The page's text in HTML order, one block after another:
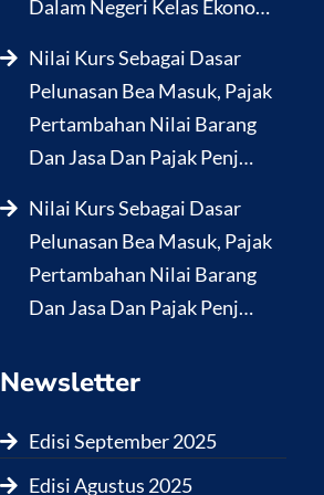
Dalam Negeri Kelas Ekono…
Nilai Kurs Sebagai Dasar
Pelunasan Bea Masuk, Pajak
Pertambahan Nilai Barang
Dan Jasa Dan Pajak Penj…
Nilai Kurs Sebagai Dasar
Pelunasan Bea Masuk, Pajak
Pertambahan Nilai Barang
Dan Jasa Dan Pajak Penj…
Newsletter
Edisi September 2025
Edisi Agustus 2025